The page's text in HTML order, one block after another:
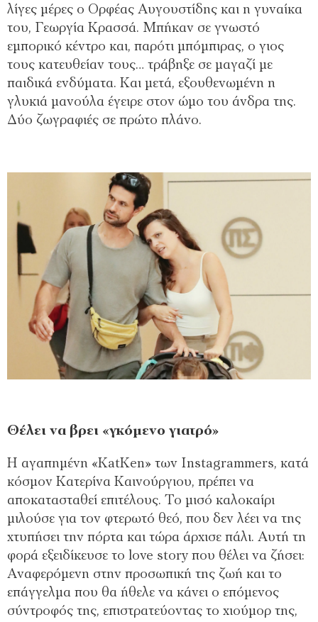
λίγες μέρες ο Ορφέας Αυγουστίδης και η γυναίκα
του, Γεωργία Κρασσά. Μπήκαν σε γνωστό
εμπορικό κέντρο και, παρότι μπόμπιρας, ο γιος
τους κατευθείαν τους… τράβηξε σε μαγαζί με
παιδικά ενδύματα. Και μετά, εξουθενωμένη η
γλυκιά μανούλα έγειρε στον ώμο του άνδρα της.
Δύο ζωγραφιές σε πρώτο πλάνο.
Θέλει να βρει «γκόμενο γιατρό»
Η αγαπημένη «ΚatKen» των Instagrammers, κατά
κόσμον Κατερίνα Καινούργιου, πρέπει να
αποκατασταθεί επιτέλους. Το μισό καλοκαίρι
μιλούσε για τον φτερωτό θεό, που δεν λέει να της
χτυπήσει την πόρτα και τώρα άρχισε πάλι. Αυτή τη
φορά εξειδίκευσε το love story που θέλει να ζήσει:
Αναφερόμενη στην προσωπική της ζωή και το
επάγγελμα που θα ήθελε να κάνει ο επόμενος
σύντροφός της, επιστρατεύοντας το χιούμορ της,